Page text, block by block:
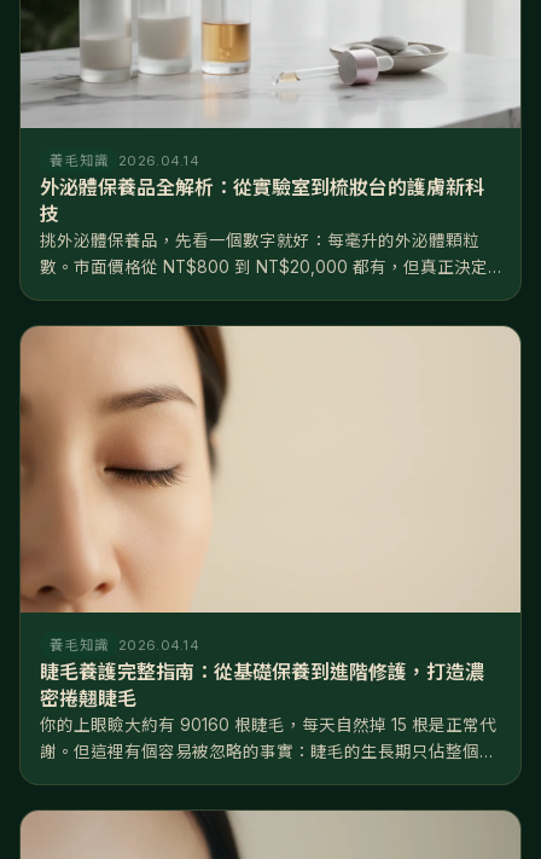
養毛知識 2026.04.14
外泌體保養品全解析：從實驗室到梳妝台的護膚新科
技
挑外泌體保養品，先看一個數字就好：每毫升的外泌體顆粒
數。市面價格從 NT$800 到 NT$20,000 都有，但真正決定
養毛知識 2026.04.14
睫毛養護完整指南：從基礎保養到進階修護，打造濃
密捲翹睫毛
你的上眼瞼大約有 90160 根睫毛，每天自然掉 15 根是正常代
謝。但這裡有個容易被忽略的事實：睫毛的生長期只佔整個週